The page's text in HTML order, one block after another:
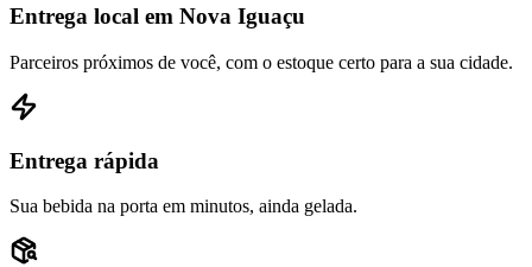
Entrega local em Nova Iguaçu
Parceiros próximos de você, com o estoque certo para a sua cidade.
Entrega rápida
Sua bebida na porta em minutos, ainda gelada.